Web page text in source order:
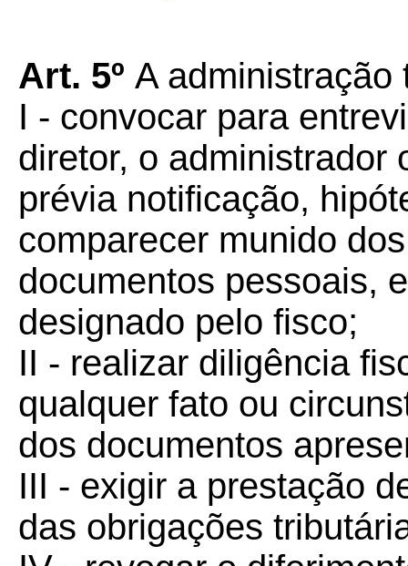
Art. 5º A administração
I - convocar para
diretor, o administrador
prévia notificação,
comparecer munido
documentos pessoais,
designado pelo fisco;
II - realizar diligência
qualquer fato ou
dos documentos
III - exigir a prestação
das obrigações